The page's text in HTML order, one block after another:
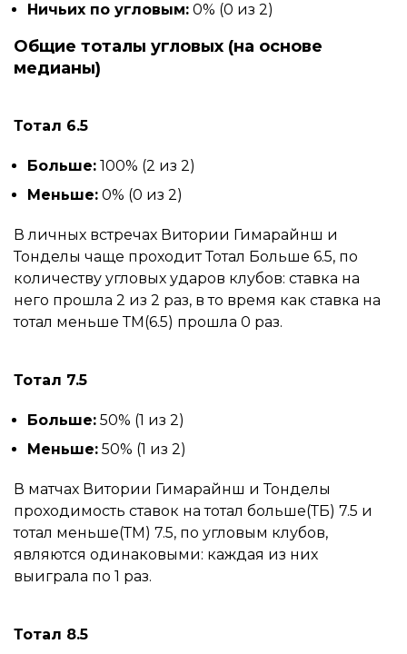
Ничьих по угловым: 0% (0 из 2)
Общие тоталы угловых (на основе
медианы)
Тотал 6.5
Больше: 100% (2 из 2)
Меньше: 0% (0 из 2)
В личных встречах Витории Гимарайнш и
Тонделы чаще проходит Тотал Больше 6.5, по
количеству угловых ударов клубов: ставка на
него прошла 2 из 2 раз, в то время как ставка на
тотал меньше ТМ(6.5) прошла 0 раз.
Тотал 7.5
Больше: 50% (1 из 2)
Меньше: 50% (1 из 2)
В матчах Витории Гимарайнш и Тонделы
проходимость ставок на тотал больше(ТБ) 7.5 и
тотал меньше(ТМ) 7.5, по угловым клубов,
являются одинаковыми: каждая из них
выиграла по 1 раз.
Тотал 8.5